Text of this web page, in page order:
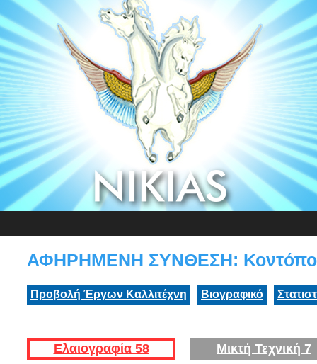
ΑΦΗΡΗΜΕΝΗ ΣΥΝΘΕΣΗ:
Προβολή Έργων Καλλιτέχνη Βιογραφικό
Ελαιογραφία 58 Μικτή Τεχνική 7